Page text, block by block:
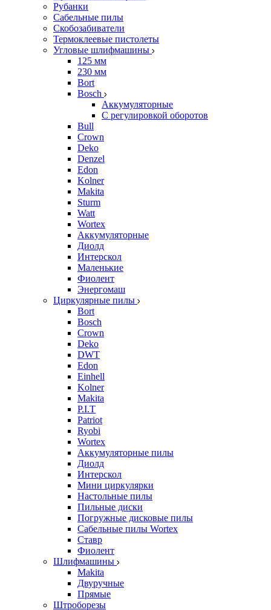
Рубанки
Сабельные пилы
Скобозабиватели
Термоклеевые пистолеты
Угловые шлифмашины
125 мм
230 мм
Bort
Bosch
Аккумуляторные
С регулировкой оборотов
Bull
Crown
Deko
Denzel
Edon
Kolner
Makita
Sturm
Watt
Wortex
Аккумуляторные
Диолд
Интерскол
Маленькие
Фиолент
Энергомаш
Циркулярные пилы
Bort
Bosch
Crown
Deko
DWT
Edon
Einhell
Kolner
Makita
P.I.T
Patriot
Ryobi
Wortex
Аккумуляторные пилы
Диолд
Интерскол
Мини циркулярки
Настольные пилы
Пильные диски
Погружные дисковые пилы
Сабельные пилы Wortex
Ставр
Фиолент
Шлифмашины
Makita
Двуручные
Прямые
Штроборезы